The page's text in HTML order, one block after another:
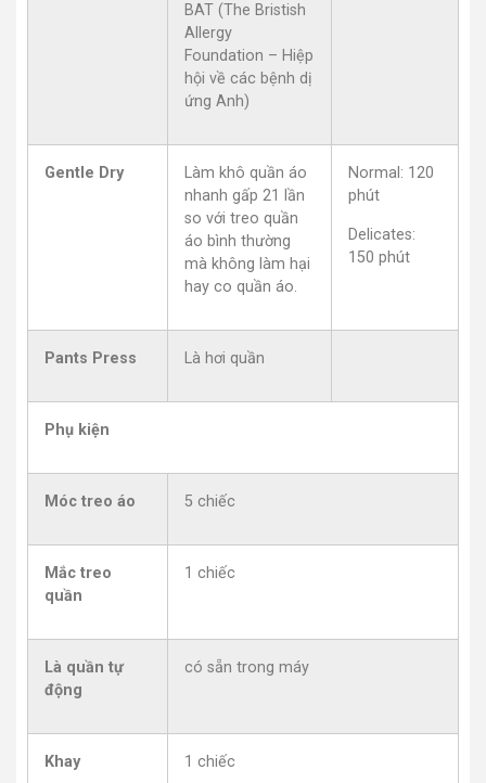
BAT (The Bristish
Allergy
Foundation – Hiệp
hội về các bệnh dị
ứng Anh)
Gentle Dry
Làm khô quần áo
nhanh gấp 21 lần
so với treo quần
áo bình thường
mà không làm hại
hay co quần áo.
Normal: 120
phút
Delicates:
150 phút
Pants Press Là hơi quần
Phụ kiện
Móc treo áo 5 chiếc
Mắc treo
quần
1 chiếc
Là quần tự
động
có sẵn trong máy
Khay 1 chiếc